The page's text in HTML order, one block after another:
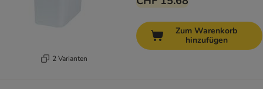
2 Varianten
Zum Warenkorb
hinzufügen